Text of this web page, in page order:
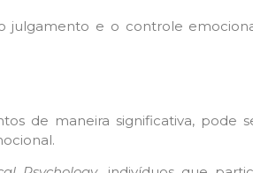
e o controle
de maneira significativa,